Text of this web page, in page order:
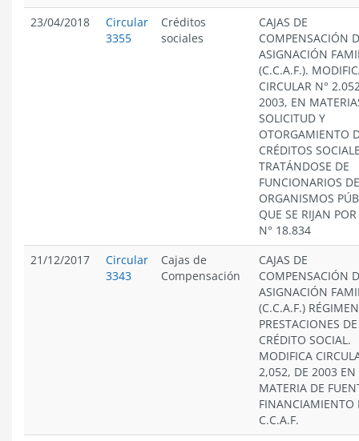
23/04/2018
Circular
3355
Créditos
sociales
CAJAS DE
COMPENSACIÓN
ASIGNACIÓN
(C.C.A.F.).
CIRCULAR N°
2003, EN
SOLICITUD Y
OTORGAMIENTO
CRÉDITOS
TRATÁNDOSE DE
FUNCIONARIOS DE
ORGANISMOS
QUE SE RIJAN
N° 18.834
21/12/2017
Circular
3343
Cajas de
Compensación
CAJAS DE
COMPENSACIÓN
ASIGNACIÓN
(C.C.A.F.)
PRESTACIONES DE
CRÉDITO SOCIAL.
MODIFICA
2,052, DE 2003 EN
MATERIA DE
FINANCIAMIENTO
C.C.A.F.